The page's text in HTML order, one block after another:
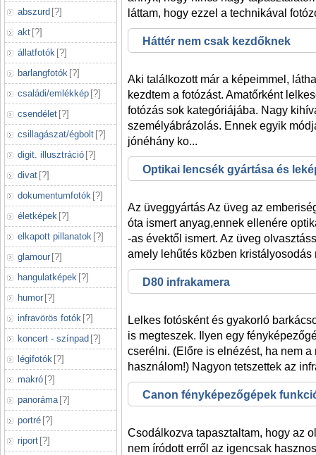
abszurd [?]
akt [?]
állatfotók [?]
barlangfotók [?]
családi/emlékkép [?]
csendélet [?]
csillagászat/égbolt [?]
digit. illusztráció [?]
divat [?]
dokumentumfotók [?]
életképek [?]
elkapott pillanatok [?]
glamour [?]
hangulatképek [?]
humor [?]
infravörös fotók [?]
koncert - színpad [?]
légifotók [?]
makró [?]
panoráma [?]
portré [?]
riport [?]
láttam, hogy ezzel a technikával
Háttér nem csak kezdőknek
Aki találkozott már a képeimmel,
kezdtem a fotózást. Amatőrként
fotózás sok kategóriájába. Nagy
személyábrázolás. Ennek egyik
jónéhány ko...
Optikai lencsék gyártása és
Az üveggyártás Az üveg az
óta ismert anyag,ennek ellenére
-as évektől ismert. Az üveg
amely lehűtés közben
D80 infrakamera
Lelkes fotósként és gyakorló
is megteszek. Ilyen egy
cserélni. (Előre is elnézést, ha nem
használom!) Nagyon tetszettek az
Canon fényképezőgépek
Csodálkozva tapasztaltam, hogy az
nem íródott erről az igencsak